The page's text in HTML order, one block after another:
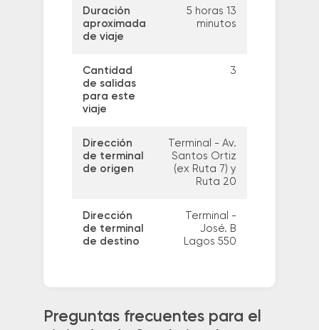
Duración
aproximada
de viaje
5 horas 13
minutos
Cantidad
de salidas
para este
viaje
3
Dirección
de terminal
de origen
Terminal - Av.
Santos Ortiz
(ex Ruta 7) y
Ruta 20
Dirección
de terminal
de destino
Terminal -
José. B
Lagos 550
Preguntas frecuentes para el